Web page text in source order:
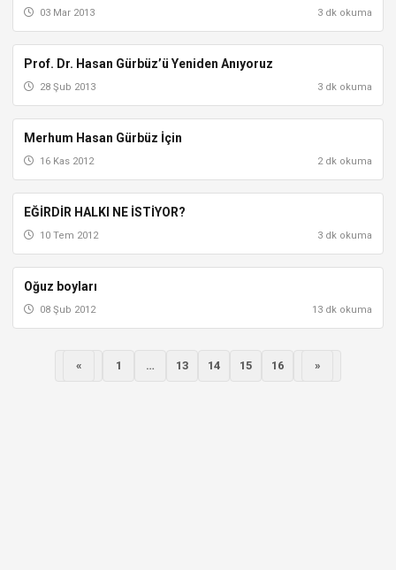
03 Mar 2013 3 dk okuma
ATABEY
Prof. Dr. Hasan Gürbüz’ü Yeniden Anıyoruz
28 Şub 2013 3 dk okuma
SÜTÇÜLER
Merhum Hasan Gürbüz İçin
16 Kas 2012 2 dk okuma
AKSU
EĞİRDİR HALKI NE İSTİYOR?
10 Tem 2012 3 dk okuma
AKSU
Oğuz boyları
08 Şub 2012 13 dk okuma
«
Önceki 1 … 13 14 15 16 Sonraki
»